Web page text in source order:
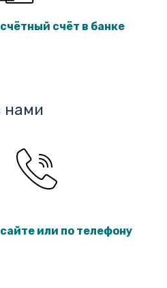
счёт в банке
нами
или по телефону